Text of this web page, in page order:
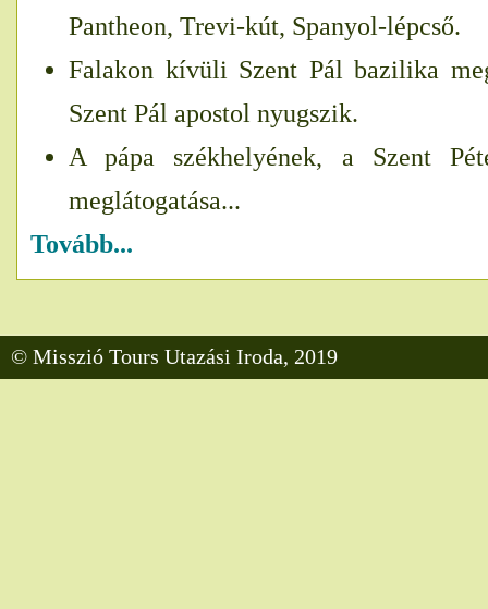
Pantheon, Trevi-kút, Spanyol-lépcső.
Falakon kívüli Szent Pál bazilika
Szent Pál apostol nyugszik.
A pápa székhelyének, a Szent
meglátogatása...
Tovább...
© Misszió Tours Utazási Iroda, 2019